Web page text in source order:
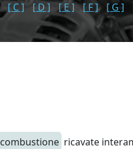
[ C ] [ D ] [ E ] [ F ] [ G ]
combustione ricavate